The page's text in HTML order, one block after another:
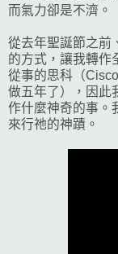
而氣力卻是不濟。
從去年聖誕節之前
的方式，讓我轉作
從事的思科（
做五年了），因此
作什麼神奇的事。
來行祂的神蹟。